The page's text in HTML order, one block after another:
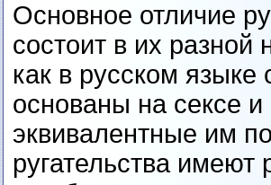
Основное отличие
состоит в их разной
как в русском языке
основаны на сексе
эквивалентные им
ругательства имеют